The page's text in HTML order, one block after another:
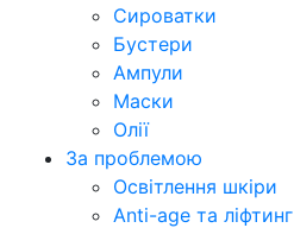
Сироватки
Бустери
Ампули
Маски
Олії
За проблемою
Освітлення шкіри
Anti-age та ліфтинг